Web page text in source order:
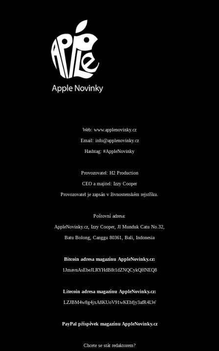
Web: www.applenovinky.cz
Email: info@applenovinky.cz
Hashtag: #AppleNovinky
Provozovatel: H2 Production
CEO a majitel: Izzy Cooper
Provozovatel je zapsán v živnostenském rejstříku.
Poštovní adresa:
AppleNovinky.cz, Izzy Cooper, Jl Munduk Catu No.32,
Batu Bolong, Canggu 80361, Bali, Indonesia
Bitcoin adresa magazínu AppleNovinky.cz:
1JmavnAsEbeJLRYHdB8t1dZNQCykQHNEQ8
Litecoin adresa magazínu AppleNovinky.cz:
LZJBM4w8g4jxA8KUoV91wKEbfjy3afR4LW
PayPal příspěvek magazínu AppleNovinky.cz
Chcete se stát redaktorem?